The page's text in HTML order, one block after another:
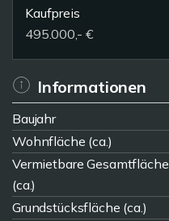
Kaufpreis
495.000,- €
Informationen
Baujahr
Wohnfläche (ca.)
Vermietbare Gesamtfläche
(ca.)
Grundstücksfläche (ca.)